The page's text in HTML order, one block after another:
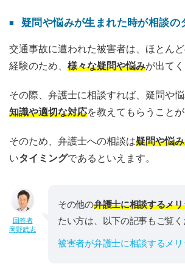
疑問や悩みが生まれた時が相談の
交通事故に遭われた被害者は、ほとん
経験のため、 様々な疑問や悩みが出て
その際、弁護士に相談すれば、疑問や悩
知識や適切な対応を教えてもらうことが
そのため、弁護士への相談は疑問や悩
いタイミングであるといえます。
回答者
岡野武志
その他の弁護士に相談するメリ
たい方は、以下の記事もご覧く
被害者が弁護士に相談するメリ